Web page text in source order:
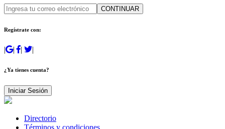
CONTINUAR
Regístrate con:
| | | |
¿Ya tienes cuenta?
Iniciar Sesión
Directorio
Términos y condiciones